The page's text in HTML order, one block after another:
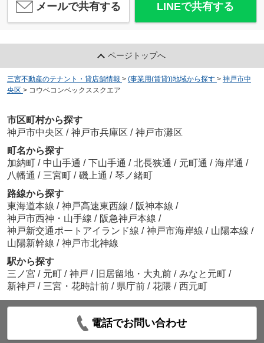
メールで共有する LINEで共有する
ページトップへ
三宮不動産のテナント・貸店舗情報 > (事業用(賃貸))地域から探す > 神戸市中
央区 > コウベコンベックススクエア
市区町村から探す
神戸市中央区 / 神戸市兵庫区 / 神戸市灘区
町名から探す
加納町 / 中山手通 / 下山手通 / 北長狭通 / 元町通 / 海岸通 /
八幡通 / 三宮町 / 磯上通 / 琴ノ緒町
路線から探す
東海道本線 / 神戸高速東西線 / 阪神本線 /
神戸市西神・山手線 / 阪急神戸本線 /
神戸新交通ポートアイランド線 / 神戸市海岸線 / 山陽本線 /
山陽新幹線 / 神戸市北神線
駅から探す
三ノ宮 / 元町 / 神戸 / 旧居留地・大丸前 / みなと元町 /
新神戸 / 三宮・花時計前 / 県庁前 / 花隈 / 西元町
電話でお問い合わせ